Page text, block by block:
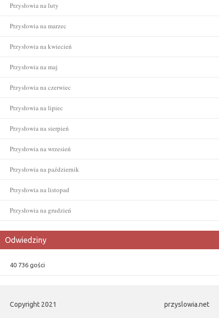
Przysłowia na luty
Przysłowia na marzec
Przysłowia na kwiecień
Przysłowia na maj
Przysłowia na czerwiec
Przysłowia na lipiec
Przysłowia na sierpień
Przysłowia na wrzesień
Przysłowia na październik
Przysłowia na listopad
Przysłowia na grudzień
Odwiedziny
40 736 gości
Copyright 2021 przyslowia.net